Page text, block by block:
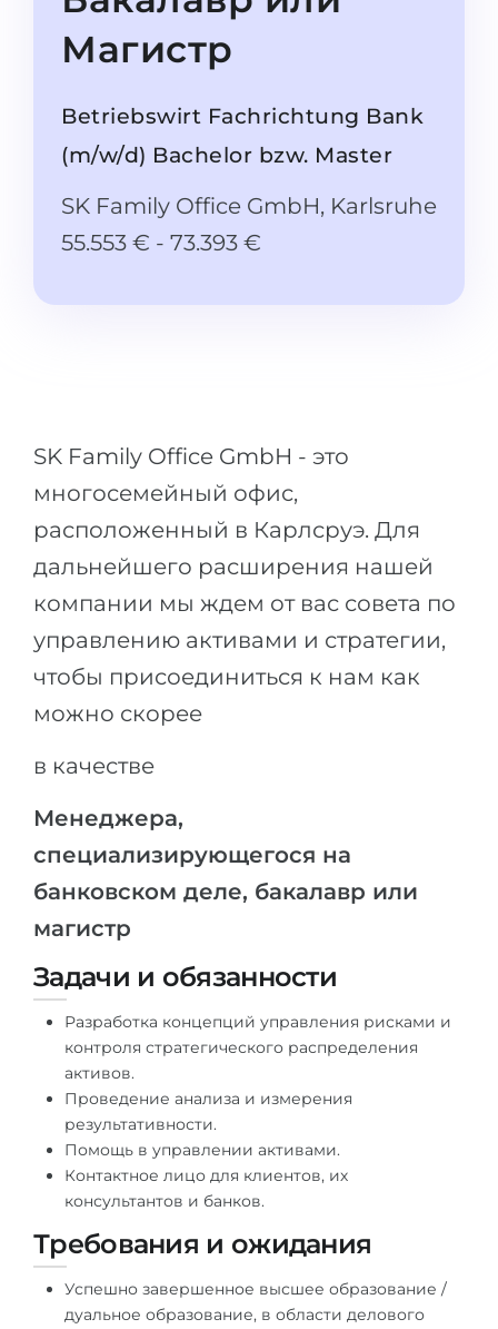
Языковая виза
ШТУДИЕНКОЛЛЕГ
Курсы штудиенколлег
Подготовка к вузу
Специальные курсы
Земли
Города
Примеры вакансий
Тест Карта Интересов
Тест RIASEC
100%
Наши студенты успешно поступают
Штудиенколлег
Бакалавриат
Школы 11 классов
Школы 12 классов (NIS)
Бакалавриата
Магистратуры
ПОСТУПАЕМ НА...
Медицина
Россия
Украина
Казахстан
Азербайджан
Армения
Беларусь
Другая страна
ЗАПИСАТЬСЯ НА КОНСУЛЬТАЦИЮ
Магистр
Betriebswirt Fachrichtung Bank
(m/w/d) Bachelor bzw. Master
SK Family Office GmbH, Karlsruhe
55.553 € - 73.393 €
SK Family Office GmbH - это
многосемейный офис,
расположенный в Карлсруэ. Для
дальнейшего расширения нашей
компании мы ждем от вас совета по
управлению активами и стратегии,
чтобы присоединиться к нам как
можно скорее
в качестве
Менеджера,
специализирующегося на
банковском деле, бакалавр или
магистр
Задачи и обязанности
Разработка концепций управления рисками и
контроля стратегического распределения
активов.
Проведение анализа и измерения
результативности.
Помощь в управлении активами.
Контактное лицо для клиентов, их
консультантов и банков.
Требования и ожидания
Успешно завершенное высшее образование /
дуальное образование, в области делового